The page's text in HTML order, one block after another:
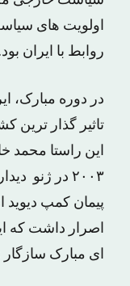
اولویت های
روابط با ایران بود.
در دوره مبارک،
تاثیر گذار
این راستا محمد
۲۰۰۳ در ژنو
پیمان کمپ
اصرار داشت که
ای مبارک سازگار